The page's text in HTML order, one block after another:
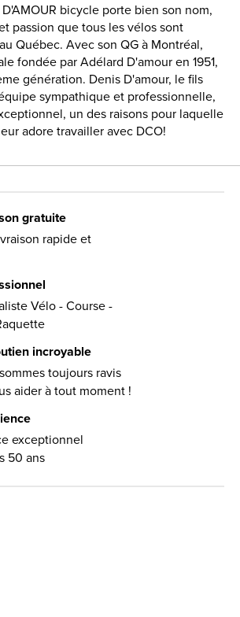
bicycle porte bien son nom,
passion que tous les vélos sont
Québec. Avec son QG à Montréal,
fondée par Adélard D'amour en 1951,
génération. Denis D'amour, le fils
sympathique et professionnelle,
un des raisons pour laquelle
adore travailler avec DCO!
gratuite
rapide et
Vélo - Course -
incroyable
toujours ravis
aider à tout moment !
exceptionnel
50 ans